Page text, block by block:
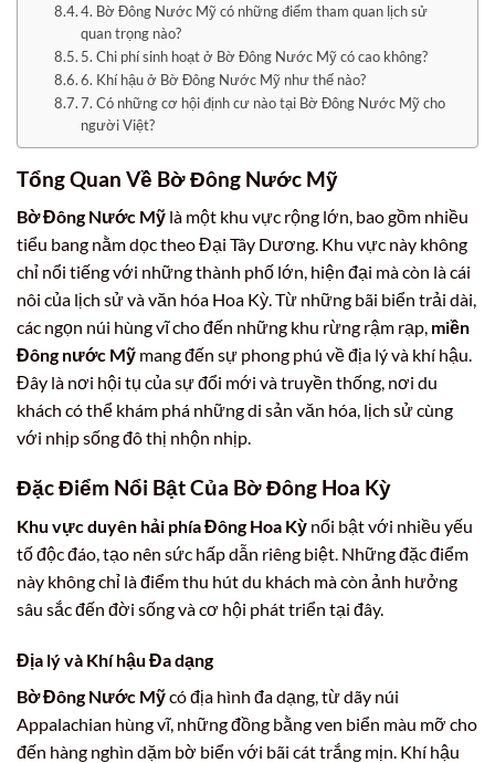
4. Bờ Đông Nước Mỹ có những điểm tham quan lịch sử
quan trọng nào?
5. Chi phí sinh hoạt ở Bờ Đông Nước Mỹ có cao không?
6. Khí hậu ở Bờ Đông Nước Mỹ như thế nào?
7. Có những cơ hội định cư nào tại Bờ Đông Nước Mỹ cho
người Việt?
Tổng Quan Về Bờ Đông Nước Mỹ
Bờ Đông Nước Mỹ là một khu vực rộng lớn, bao gồm nhiều
tiểu bang nằm dọc theo Đại Tây Dương. Khu vực này không
chỉ nổi tiếng với những thành phố lớn, hiện đại mà còn là cái
nôi của lịch sử và văn hóa Hoa Kỳ. Từ những bãi biển trải dài,
các ngọn núi hùng vĩ cho đến những khu rừng rậm rạp, miền
Đông nước Mỹ mang đến sự phong phú về địa lý và khí hậu.
Đây là nơi hội tụ của sự đổi mới và truyền thống, nơi du
khách có thể khám phá những di sản văn hóa, lịch sử cùng
với nhịp sống đô thị nhộn nhịp.
Đặc Điểm Nổi Bật Của Bờ Đông Hoa Kỳ
Khu vực duyên hải phía Đông Hoa Kỳ nổi bật với nhiều yếu
tố độc đáo, tạo nên sức hấp dẫn riêng biệt. Những đặc điểm
này không chỉ là điểm thu hút du khách mà còn ảnh hưởng
sâu sắc đến đời sống và cơ hội phát triển tại đây.
Địa lý và Khí hậu Đa dạng
Bờ Đông Nước Mỹcó địa hình đa dạng, từ dãy núi
Appalachian hùng vĩ, những đồng bằng ven biển màu mỡ cho
đến hàng nghìn dặm bờ biển với bãi cát trắng mịn. Khí hậu